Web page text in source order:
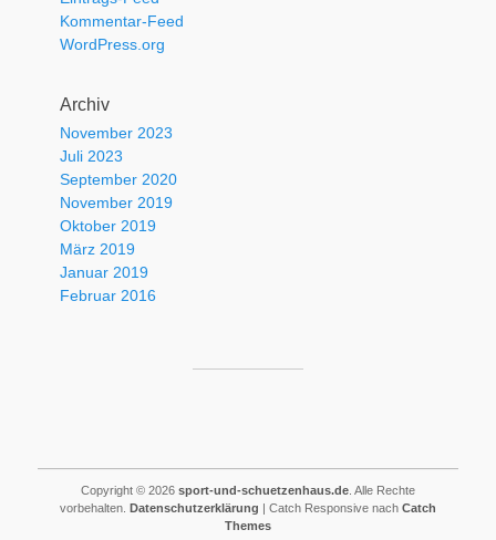
Kommentar-Feed
WordPress.org
Archiv
November 2023
Juli 2023
September 2020
November 2019
Oktober 2019
März 2019
Januar 2019
Februar 2016
Copyright © 2026 sport-und-schuetzenhaus.de . Alle Rechte
vorbehalten. Datenschutzerklärung | Catch Responsive nach Catch
Themes